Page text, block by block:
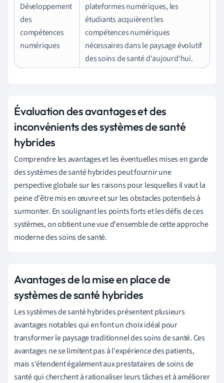
Développement
des
compétences
numériques
plateformes numériques, les
étudiants acquièrent les
compétences numériques
nécessaires dans le paysage évolutif
des soins de santé d'aujourd'hui.
Évaluation des avantages et des
inconvénients des systèmes de santé
hybrides
Comprendre les avantages et les éventuelles mises en garde
des systèmes de santé hybrides peut fournir une
perspective globale sur les raisons pour lesquelles il vaut la
peine d'être mis en œuvre et sur les obstacles potentiels à
surmonter. En soulignant les points forts et les défis de ces
systèmes, on obtient une vue d'ensemble de cette approche
moderne des soins de santé.
Avantages de la mise en place de
systèmes de santé hybrides
Les systèmes de santé hybrides présentent plusieurs
avantages notables qui en font un choix idéal pour
transformer le paysage traditionnel des soins de santé. Ces
avantages ne se limitent pas à l'expérience des patients,
mais s'étendent également aux prestataires de soins de
santé qui cherchent à rationaliser leurs tâches et à améliorer